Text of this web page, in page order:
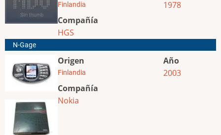
Finlandia
Compañía
HGS
1978
N-Gage
Origen
Finlandia
Compañía
Nokia
Año
2003